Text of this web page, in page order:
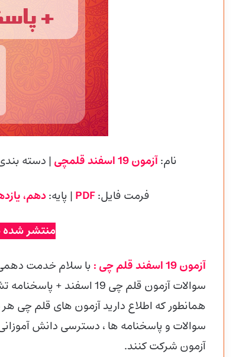
نام:آزمون 19 اسفند قلمچی | دسته
فرمت فایل:PDF | پایه:دهم،
منتشر شده
آزمون 19 اسفند قلم چی : با سلام خدمت
سوالات آزمون قلم چی 19 اسفند + پاسخنامه تشریحی را قرار داده ایم.
سوالات و پاسخنامه ها ، دسترسی دانش
آزمون شرکت کنند.